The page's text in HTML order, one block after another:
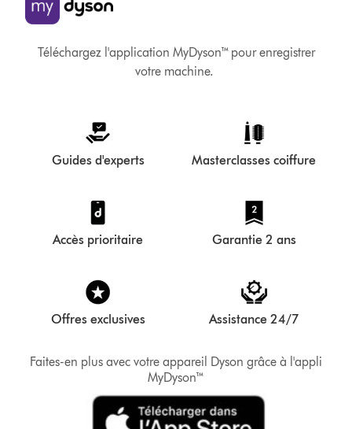
Téléchargez l'application MyDyson™ pour enregistrer
votre machine.
Guides d'experts Masterclasses coiffure
Accès prioritaire Garantie 2 ans
Offres exclusives Assistance 24/7
Faites-en plus avec votre appareil Dyson grâce à l'appli
MyDyson™